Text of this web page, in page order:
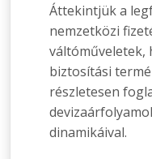
Áttekintjük a
nemzetközi
váltóműveletek,
biztosítási
részletesen
dinamikáival.